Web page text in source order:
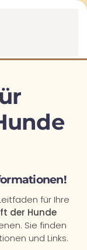
für Ihre
der Hunde
Sie finden
und Links.